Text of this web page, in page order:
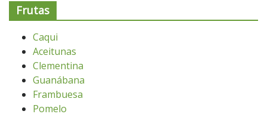
Frutas
Caqui
Aceitunas
Clementina
Guanábana
Frambuesa
Pomelo